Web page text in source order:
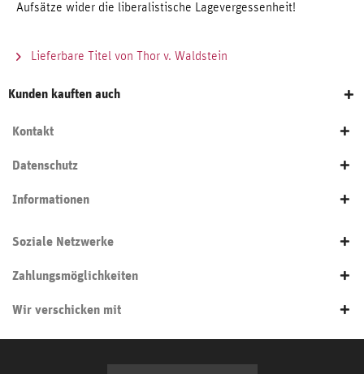
Aufsätze wider die liberalistische Lagevergessenheit!
Lieferbare Titel von Thor v. Waldstein
Kunden kauften auch
Kontakt
Datenschutz
Informationen
Soziale Netzwerke
Zahlungsmöglichkeiten
Wir verschicken mit